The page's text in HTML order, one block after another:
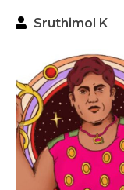
Sruthimol K